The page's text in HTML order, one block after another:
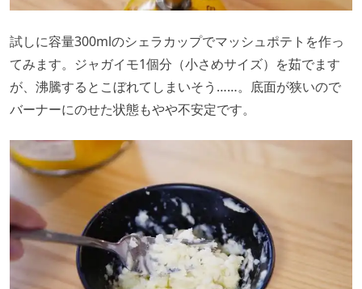
試しに容量300mlのシェラカップでマッシュポテトを作っ
てみます。ジャガイモ1個分（小さめサイズ）を茹でます
が、沸騰するとこぼれてしまいそう……。底面が狭いので
バーナーにのせた状態もやや不安定です。